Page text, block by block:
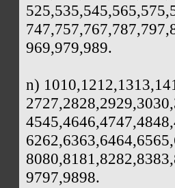
969,979,989.
n)
9797,9898.